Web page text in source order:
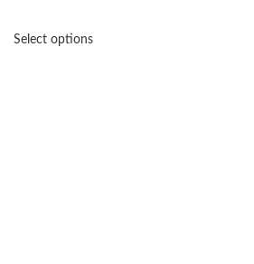
Select options